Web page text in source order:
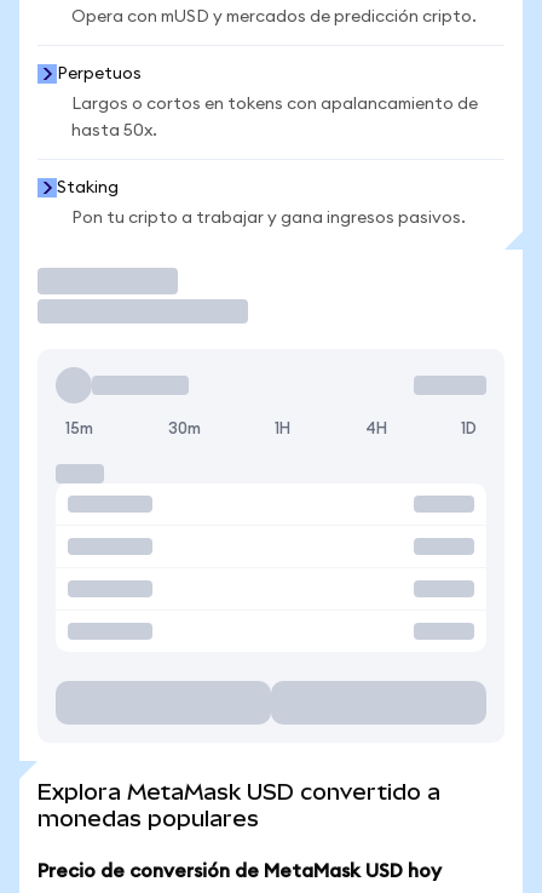
Opera con mUSD y mercados de predicción cripto.
Perpetuos
Largos o cortos en tokens con apalancamiento de
hasta 50x.
Staking
Pon tu cripto a trabajar y gana ingresos pasivos.
15m 30m 1H 4H 1D
Explora MetaMask USD convertido a
monedas populares
Precio de conversión de MetaMask USD hoy